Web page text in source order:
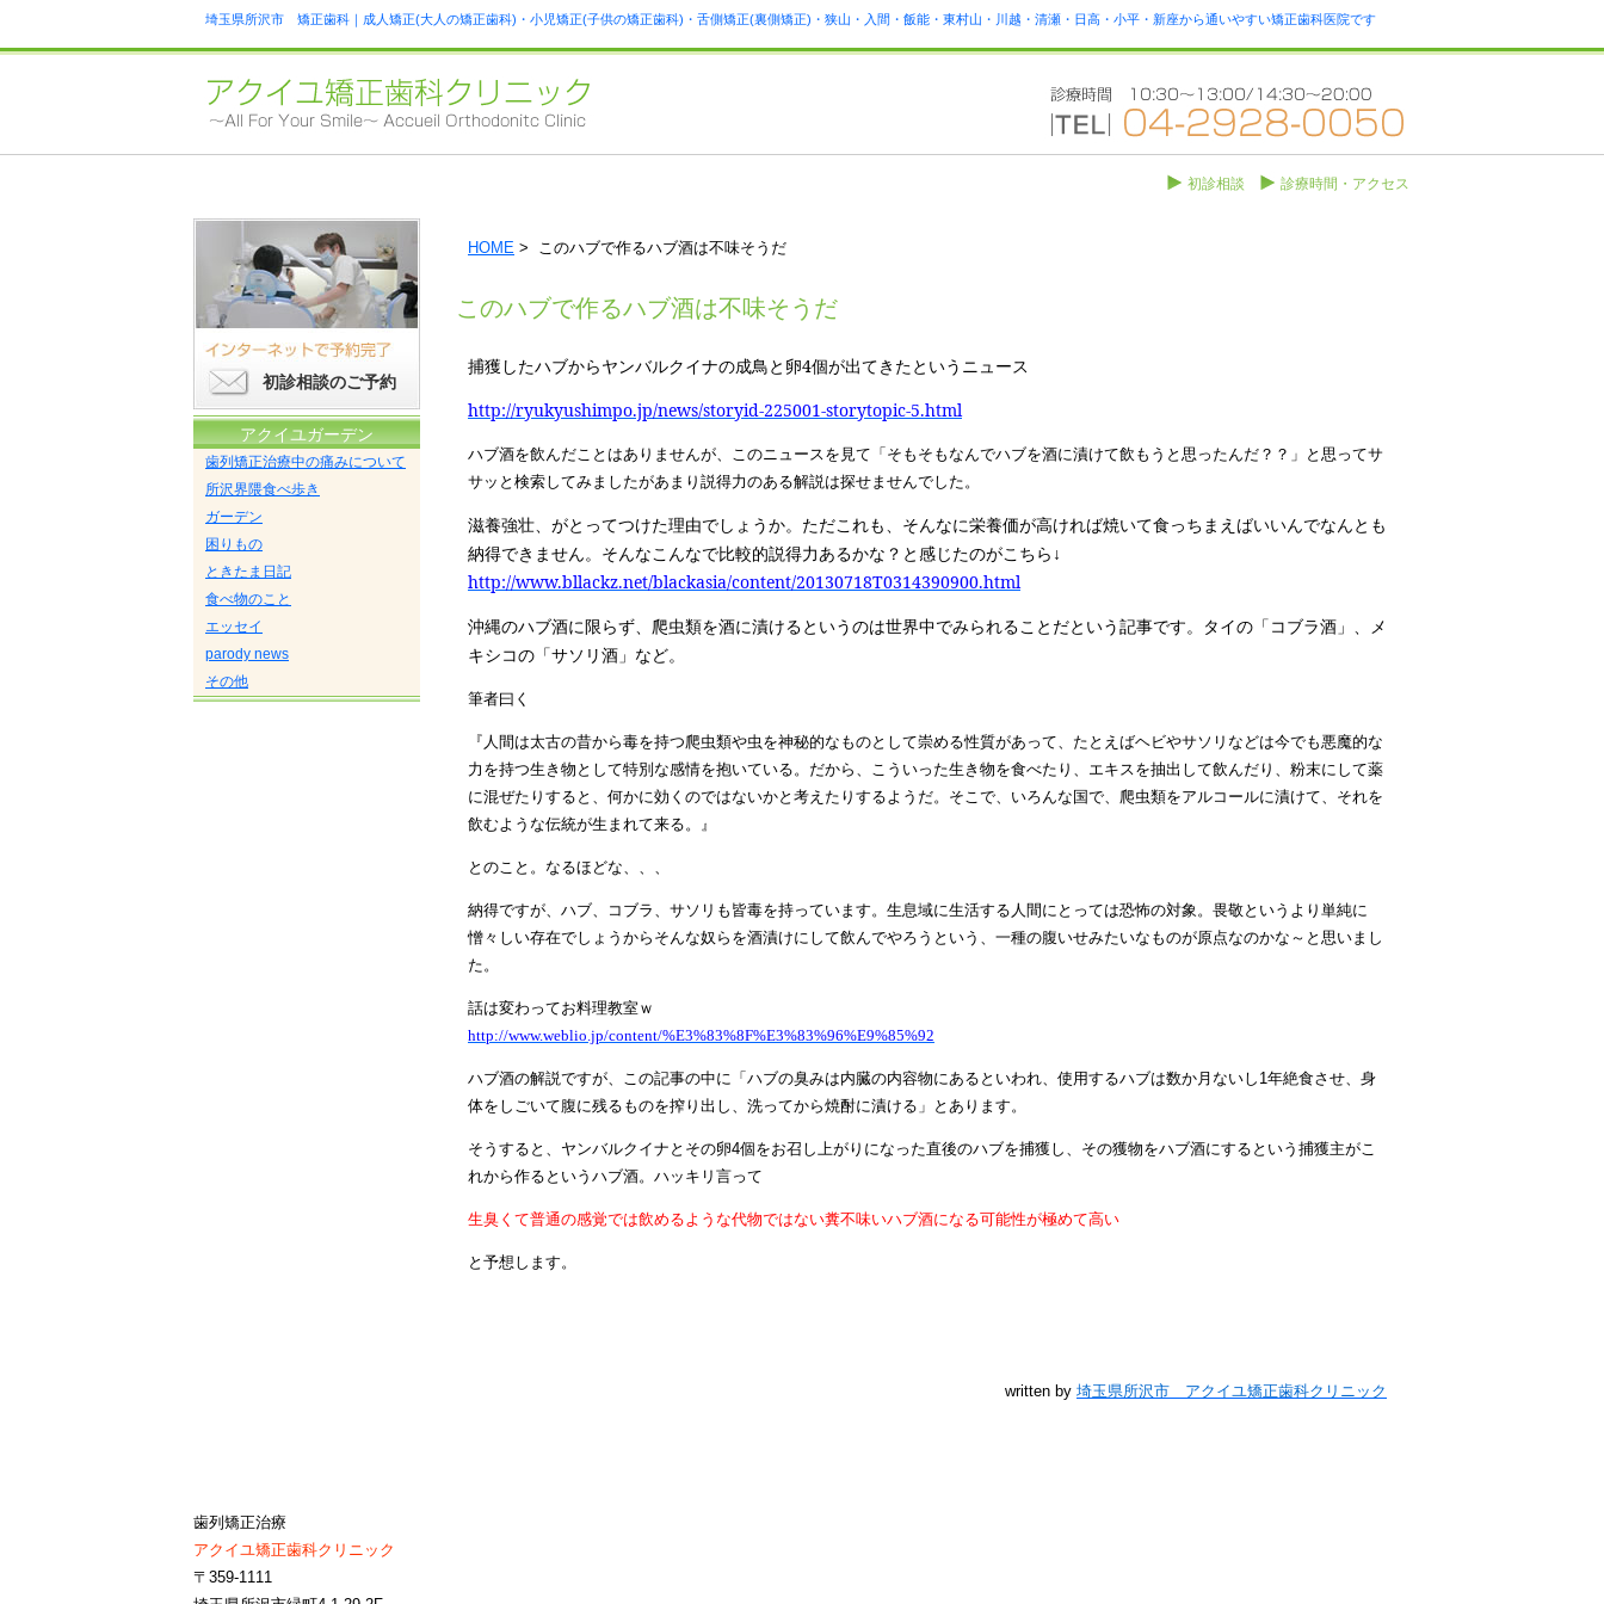
埼玉県所沢市 矯正歯科｜成人矯正(大人の矯正歯科)・小児矯正(子供の矯正歯科)・舌側矯正(裏側矯正)・狭山・入間・飯能・東村山・川越・清瀬・日高・小平・新座から通いやすい矯正歯科医院です
診療時間・アクセス
初診相談
HOME > このハブで作るハブ酒は不味そうだ
このハブで作るハブ酒は不味そうだ
捕獲したハブからヤンバルクイナの成鳥と卵4個が出てきたというニュース
http://ryukyushimpo.jp/news/storyid-225001-storytopic-5.html
ハブ酒を飲んだことはありませんが、このニュースを見て「そもそもなんでハブを酒に漬けて飲もうと思ったんだ？？」と思ってサ
サッと検索してみましたがあまり説得力のある解説は探せませんでした。
滋養強壮、がとってつけた理由でしょうか。ただこれも、そんなに栄養価が高ければ焼いて食っちまえばいいんでなんとも
納得できません。そんなこんなで比較的説得力あるかな？と感じたのがこちら↓
http://www.bllackz.net/blackasia/content/20130718T0314390900.html
沖縄のハブ酒に限らず、爬虫類を酒に漬けるというのは世界中でみられることだという記事です。タイの「コブラ酒」、メ
キシコの「サソリ酒」など。
筆者曰く
『人間は太古の昔から毒を持つ爬虫類や虫を神秘的なものとして崇める性質があって、たとえばヘビやサソリなどは今でも悪魔的な
力を持つ生き物として特別な感情を抱いている。だから、こういった生き物を食べたり、エキスを抽出して飲んだり、粉末にして薬
に混ぜたりすると、何かに効くのではないかと考えたりするようだ。そこで、いろんな国で、爬虫類をアルコールに漬けて、それを
飲むような伝統が生まれて来る。』
とのこと。なるほどな、、、
納得ですが、ハブ、コブラ、サソリも皆毒を持っています。生息域に生活する人間にとっては恐怖の対象。畏敬というより単純に
憎々しい存在でしょうからそんな奴らを酒漬けにして飲んでやろうという、一種の腹いせみたいなものが原点なのかな～と思いまし
た。
話は変わってお料理教室ｗ
http://www.weblio.jp/content/%E3%83%8F%E3%83%96%E9%85%92
ハブ酒の解説ですが、この記事の中に「 ハブの臭みは内臓の内容物にあるといわれ、 使用するハブは数か月 ないし 1年絶食させ、 身
体をしごいて腹に残るものを搾り 出し 、洗ってから焼酎に漬ける 」とあります。
そうすると、ヤンバルクイナとその卵4個をお召し上がりになった直後のハブを捕獲し、その獲物をハブ酒にするという捕獲主がこ
れから作るというハブ酒。ハッキリ言って
生臭くて普通の感覚では飲めるような代物ではない糞不味いハブ酒になる可能性が極めて高い
と予想します。
written by 埼玉県所沢市 アクイユ矯正歯科クリニック
初診相談のご予約
アクイユガーデン
歯列矯正治療中の痛みについて
所沢界隈食べ歩き
ガーデン
困りもの
ときたま日記
食べ物のこと
エッセイ
parody news
その他
歯列矯正治療
アクイユ矯正歯科クリニック
〒359-1111